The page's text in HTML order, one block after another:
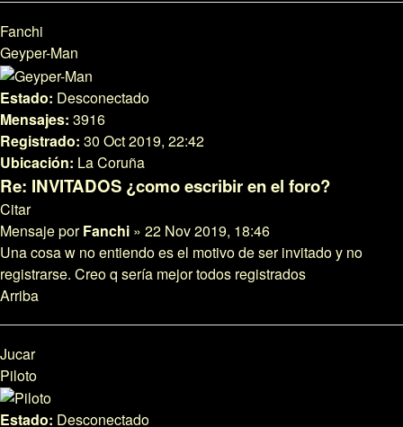
Fanchi
Geyper-Man
Estado: Desconectado
Mensajes: 3916
Registrado: 30 Oct 2019, 22:42
Ubicación: La Coruña
Re: INVITADOS ¿como escribir en el foro?
Citar
MensajeporFanchi » 22 Nov 2019, 18:46
Una cosa w no entiendo es el motivo de ser invitado y no
registrarse. Creo q sería mejor todos registrados
Arriba
Jucar
Piloto
Estado: Desconectado